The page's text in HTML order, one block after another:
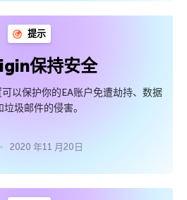
提示
保持安全
以保护你的EA账户免遭劫持、数据
垃圾邮件的侵害。
2020 年11 月20日